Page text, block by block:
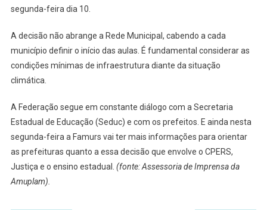
segunda-feira dia 10.
A decisão não abrange a Rede Municipal, cabendo a cada
município definir o início das aulas. É fundamental considerar as
condições mínimas de infraestrutura diante da situação
climática.
A Federação segue em constante diálogo com a Secretaria
Estadual de Educação (Seduc) e com os prefeitos. E ainda nesta
segunda-feira a Famurs vai ter mais informações para orientar
as prefeituras quanto a essa decisão que envolve o CPERS,
Justiça e o ensino estadual. (fonte: Assessoria de Imprensa da
Amuplam).